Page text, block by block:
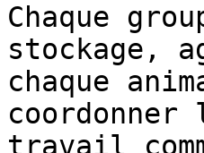
Chaque
stockage,
chaque
coordonner
travail